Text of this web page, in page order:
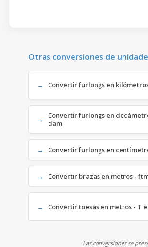
Otras conversiones de
Convertir furlongs en
Convertir furlongs en
dam
Convertir furlongs en
Convertir brazas en metros -
Convertir toesas en metros - T
Las conversiones se